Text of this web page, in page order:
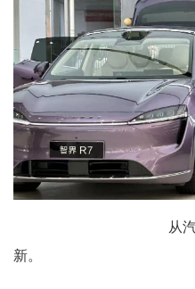
从汽车到厨卫
新。